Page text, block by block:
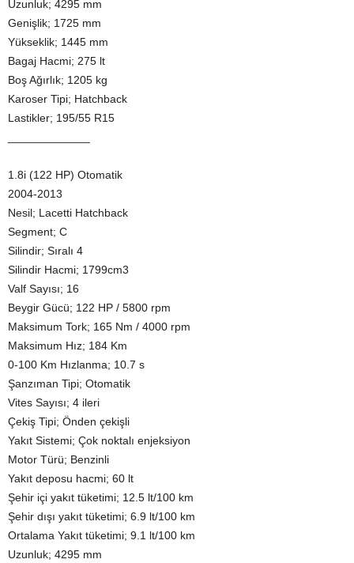
Uzunluk; 4295 mm
Genişlik; 1725 mm
Yükseklik; 1445 mm
Bagaj Hacmi; 275 lt
Boş Ağırlık; 1205 kg
Karoser Tipi; Hatchback
Lastikler; 195/55 R15
1.8i (122 HP) Otomatik
2004-2013
Nesil; Lacetti Hatchback
Segment; C
Silindir; Sıralı 4
Silindir Hacmi; 1799cm3
Valf Sayısı; 16
Beygir Gücü; 122 HP / 5800 rpm
Maksimum Tork; 165 Nm / 4000 rpm
Maksimum Hız; 184 Km
0-100 Km Hızlanma; 10.7 s
Şanzıman Tipi; Otomatik
Vites Sayısı; 4 ileri
Çekiş Tipi; Önden çekişli
Yakıt Sistemi; Çok noktalı enjeksiyon
Motor Türü; Benzinli
Yakıt deposu hacmi; 60 lt
Şehir içi yakıt tüketimi; 12.5 lt/100 km
Şehir dışı yakıt tüketimi; 6.9 lt/100 km
Ortalama Yakıt tüketimi; 9.1 lt/100 km
Uzunluk; 4295 mm